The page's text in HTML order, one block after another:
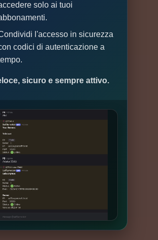
solo ai tuoi
l'accesso in sicurezza
codici di autenticazione a
sicuro e sempre attivo.